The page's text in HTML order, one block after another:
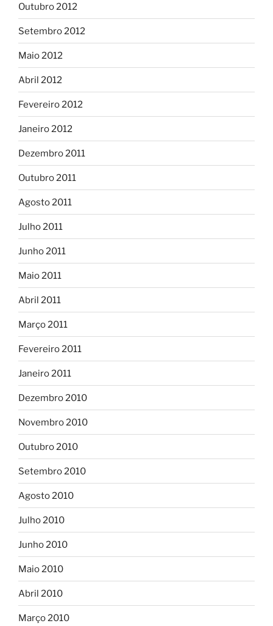
Outubro 2012
Setembro 2012
Maio 2012
Abril 2012
Fevereiro 2012
Janeiro 2012
Dezembro 2011
Outubro 2011
Agosto 2011
Julho 2011
Junho 2011
Maio 2011
Abril 2011
Março 2011
Fevereiro 2011
Janeiro 2011
Dezembro 2010
Novembro 2010
Outubro 2010
Setembro 2010
Agosto 2010
Julho 2010
Junho 2010
Maio 2010
Abril 2010
Março 2010